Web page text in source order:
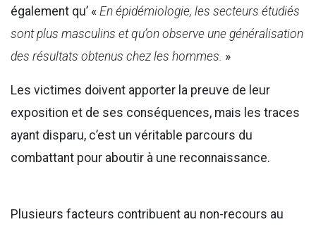
également qu’ « En épidémiologie, les secteurs étudiés
sont plus masculins et qu’on observe une généralisation
des résultats obtenus chez les hommes. »
Les victimes doivent apporter la preuve de leur
exposition et de ses conséquences, mais les traces
ayant disparu, c’est un véritable parcours du
combattant pour aboutir à une reconnaissance.
Plusieurs facteurs contribuent au non-recours au